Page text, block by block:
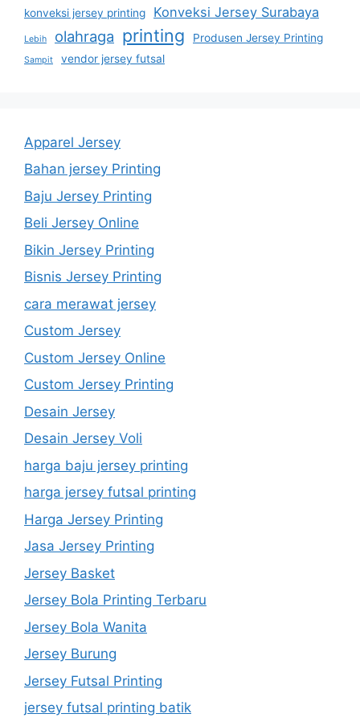
konveksi jersey printing Konveksi Jersey Surabaya
Lebih olahraga printing Produsen Jersey Printing
Sampit vendor jersey futsal
Apparel Jersey
Bahan jersey Printing
Baju Jersey Printing
Beli Jersey Online
Bikin Jersey Printing
Bisnis Jersey Printing
cara merawat jersey
Custom Jersey
Custom Jersey Online
Custom Jersey Printing
Desain Jersey
Desain Jersey Voli
harga baju jersey printing
harga jersey futsal printing
Harga Jersey Printing
Jasa Jersey Printing
Jersey Basket
Jersey Bola Printing Terbaru
Jersey Bola Wanita
Jersey Burung
Jersey Futsal Printing
jersey futsal printing batik